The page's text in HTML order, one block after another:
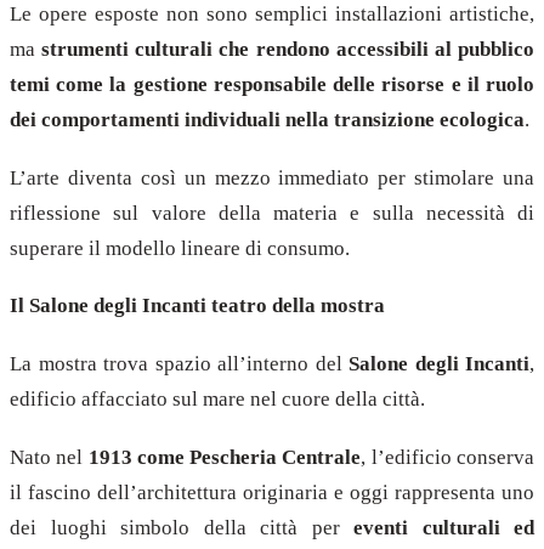
Le opere esposte non sono semplici installazioni artistiche,
mastrumenti culturali che rendono accessibili al pubblico
temi come la gestione responsabile delle risorse e il ruolo
dei comportamenti individuali nella transizione ecologica.
L’arte diventa così un mezzo immediato per stimolare una
riflessione sul valore della materia e sulla necessità di
superare il modello lineare di consumo.
Il Salone degli Incanti teatro della mostra
La mostra trova spazio all’interno del Salone degli Incanti,
edificio affacciato sul mare nel cuore della città.
Nato nel 1913 come Pescheria Centrale, l’edificio conserva
il fascino dell’architettura originaria e oggi rappresenta uno
dei luoghi simbolo della città per eventi culturali ed